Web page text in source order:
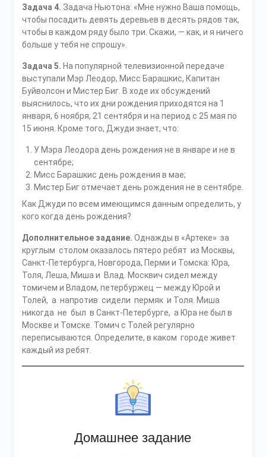
Задача 4. Задача Ньютона: «Мне нужно Ваша помощь,
чтобы посадить девять деревьев в десять рядов так,
чтобы в каждом ряду было три. Скажи, — как, и я ничего
больше у тебя не спрошу».
Задача 5. На популярной телевизионной передаче
выступали Мэр Леодор, Мисс Барашкис, Капитан
Буйволсон и Мистер Биг. В ходе их обсуждений
выяснилось, что их дни рождения приходятся на 1
января, 6 ноября, 21 сентября и на период с 25 мая по
15 июня. Кроме того, Джуди знает, что:
У Мэра Леодора день рождения не в январе и не в
сентябре;
Мисс Барашкис день рождения в мае;
Мистер Биг отмечает день рождения не в сентябре.
Как Джуди по всем имеющимся данным определить, у
кого когда день рождения?
Дополнительное задание. Однажды в «Артеке» за
круглым столом оказалось пятеро ребят из Москвы,
Санкт-Петербурга, Новгорода, Перми и Томска: Юра,
Толя, Леша, Миша и Влад. Москвич сидел между
томичем и Владом, петербуржец — между Юрой и
Толей, а напротив сидели пермяк и Толя. Миша
никогда не был в Санкт-Петербурге, а Юра не был в
Москве и Томске. Томич с Толей регулярно
переписываются. Определите, в каком городе живет
каждый из ребят.
Домашнее задание